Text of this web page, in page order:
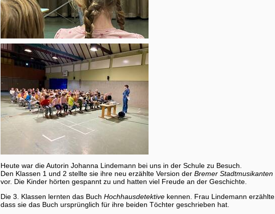
Heute war die Autorin Johanna Lindemann bei uns in der Schule zu Besuch.
Den Klassen 1 und 2 stellte sie ihre neu erzählte Version der Bremer Stadtmusikanten
vor. Die Kinder hörten gespannt zu und hatten viel Freude an der Geschichte.
Die 3. Klassen lernten das Buch Hochhausdetektive kennen. Frau Lindemann erzählte,
dass sie das Buch ursprünglich für ihre beiden Töchter geschrieben hat.